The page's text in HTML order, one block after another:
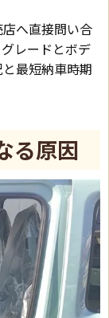
へ直接問い合
レードとボデ
最短納車時期
る原因